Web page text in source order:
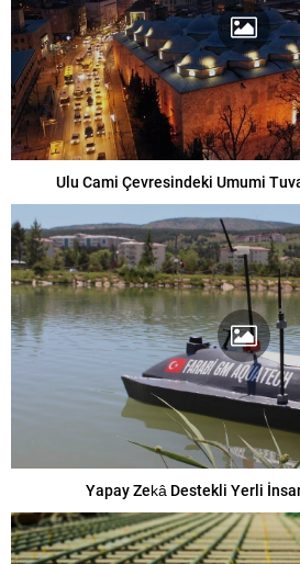
Ulu Cami Çevresindeki Umumi
Yapay Zekâ Destekli Yerli